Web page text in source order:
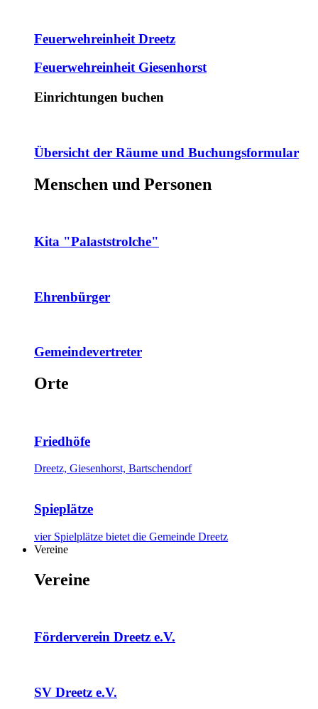
Feuerwehreinheit Dreetz
Feuerwehreinheit Giesenhorst
Einrichtungen buchen
Übersicht der Räume und Buchungsformular
Menschen und Personen
Kita "Palaststrolche"
Ehrenbürger
Gemeindevertreter
Orte
Friedhöfe
Dreetz, Giesenhorst, Bartschendorf
Spieplätze
vier Spielplätze bietet die Gemeinde Dreetz
Vereine
Vereine
Förderverein Dreetz e.V.
SV Dreetz e.V.